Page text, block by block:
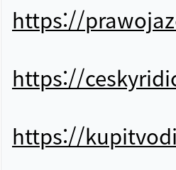
https://
https://
https://